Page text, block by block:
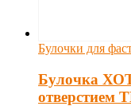
Булочки для
Булочка
отверстием